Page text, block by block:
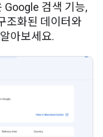
Google 검색 기능,
조화된 데이터와
아보세요.